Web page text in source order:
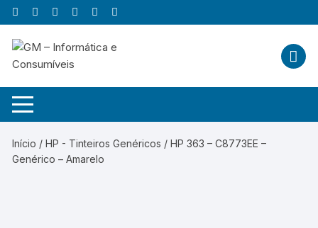
Skip
to
content
Início /HP - Tinteiros Genéricos / HP 363 – C8773EE –
Genérico – Amarelo